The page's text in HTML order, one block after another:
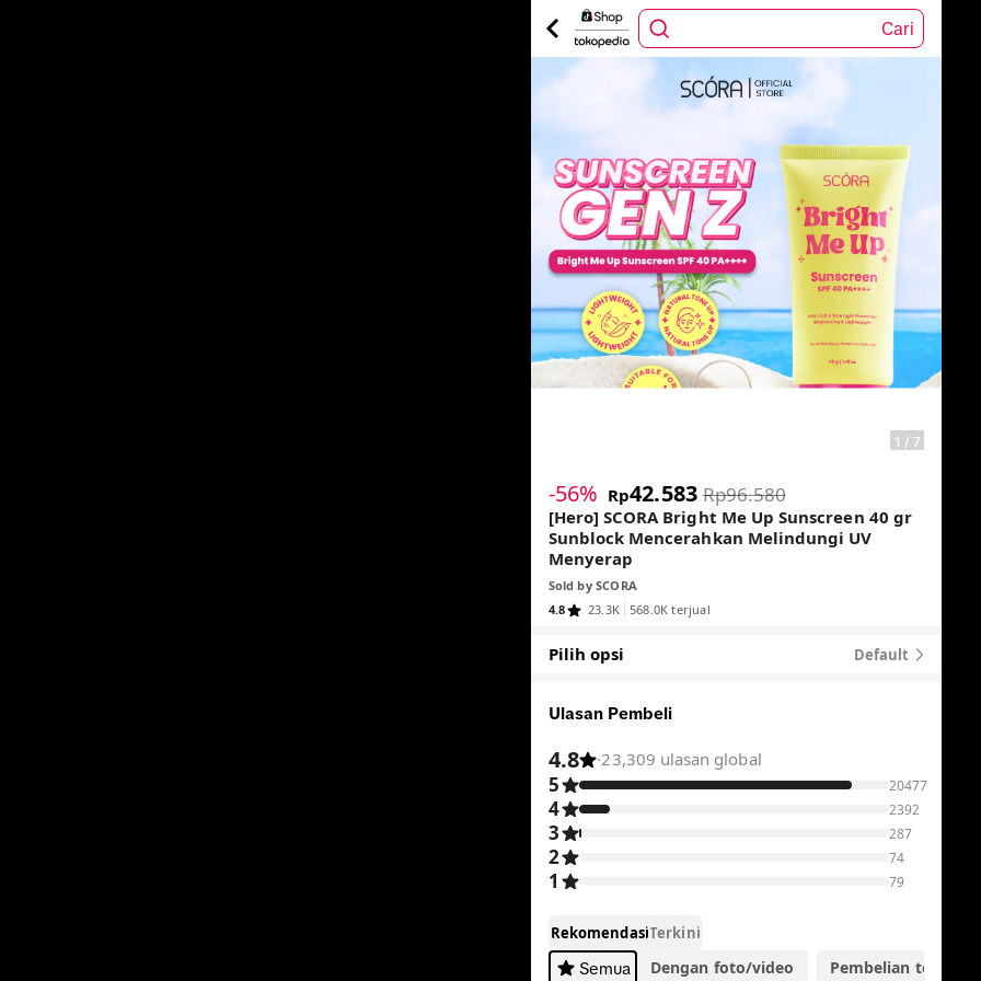
Cari
1 / 7
-56% Rp42.583Rp96.580
[Hero] SCORA Bright Me Up Sunscreen 40 gr
Sunblock Mencerahkan Melindungi UV
Menyerap
Sold bySCORA
4.8
23.3K 568.0K terjual
Pilih opsi Default
Ulasan Pembeli
4.8 ·23,309 ulasan global
5 20477
4 2392
3 287
2 74
1 79
RekomendasiTerkini
Semua
Dengan foto/video Pembelian